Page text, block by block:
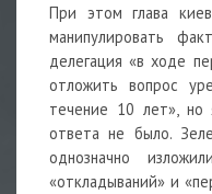
При этом глава
манипулировать
делегация «в ходе
отложить вопрос
течение 10 лет», но
ответа не было.
однозначно
«откладываний» и